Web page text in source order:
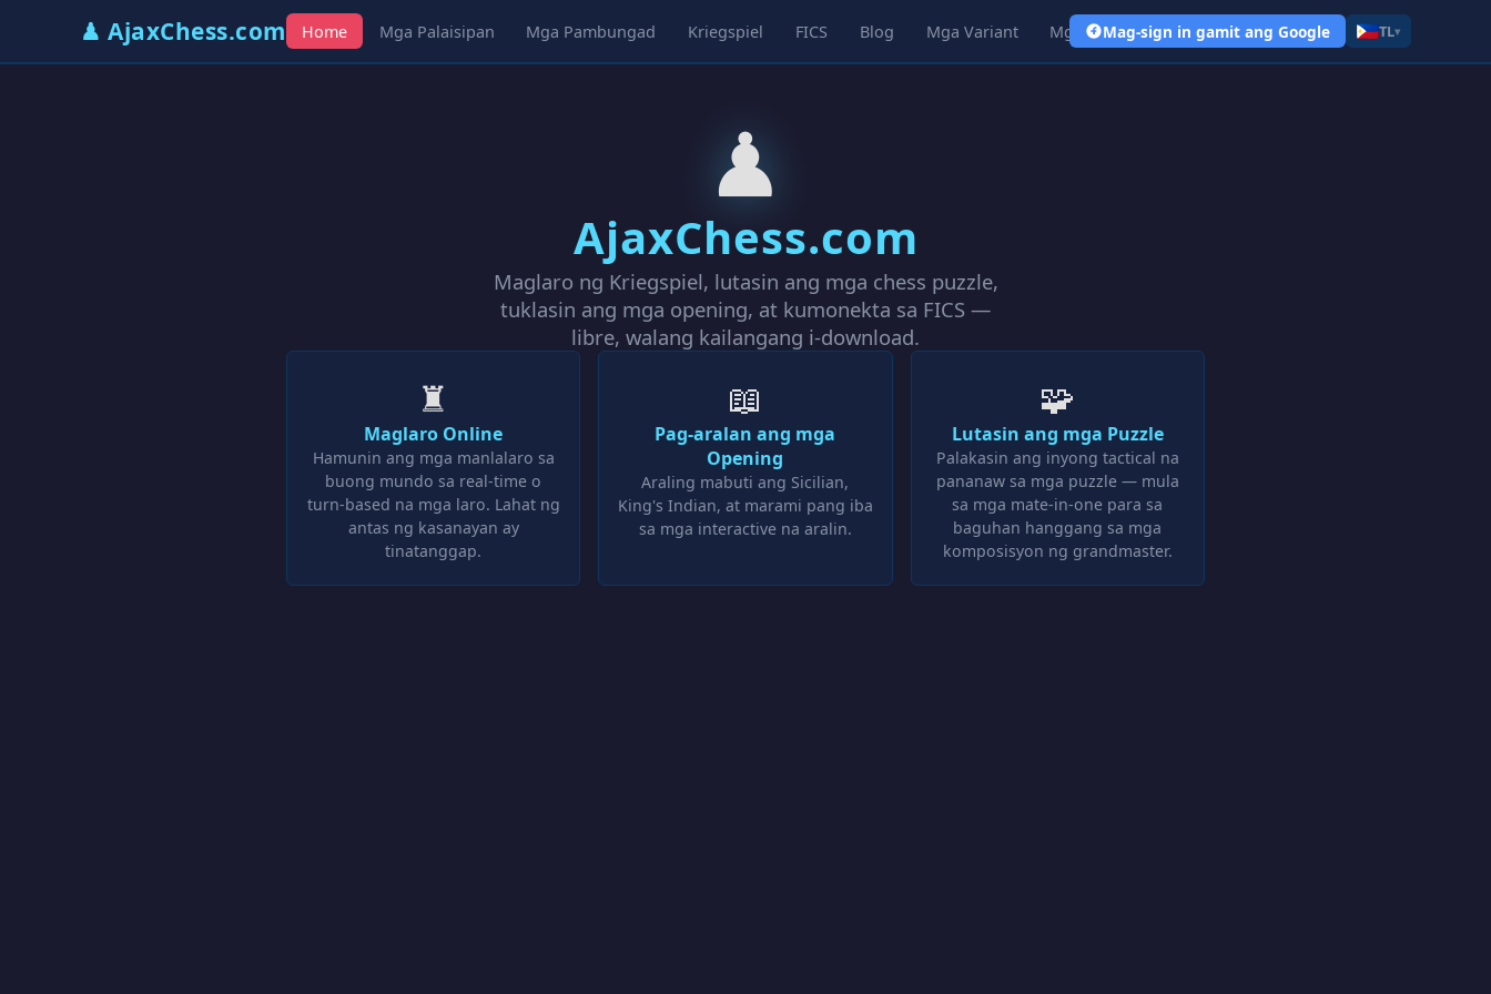
♟ AjaxChess.com Home Mga Palaisipan Mga Pambungad Kriegspiel FICS Blog Mga Variant Mga LinkMag-sign in gamit ang Google TL▾
♟
AjaxChess.com
Maglaro ng Kriegspiel, lutasin ang mga chess puzzle,
tuklasin ang mga opening, at kumonekta sa FICS —
libre, walang kailangang i-download.
♜
Maglaro Online
Hamunin ang mga manlalaro sa
buong mundo sa real-time o
turn-based na mga laro. Lahat ng
antas ng kasanayan ay
tinatanggap.
📖
Pag-aralan ang mga
Opening
Araling mabuti ang Sicilian,
King's Indian, at marami pang iba
sa mga interactive na aralin.
🧩
Lutasin ang mga Puzzle
Palakasin ang inyong tactical na
pananaw sa mga puzzle — mula
sa mga mate-in-one para sa
baguhan hanggang sa mga
komposisyon ng grandmaster.